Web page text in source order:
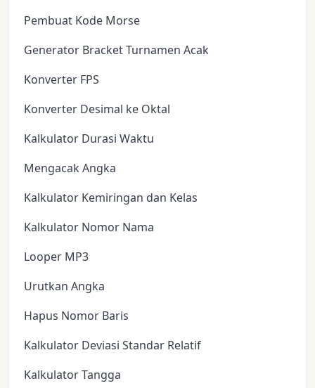
Pembuat Kode Morse
Generator Bracket Turnamen Acak
Konverter FPS
Konverter Desimal ke Oktal
Kalkulator Durasi Waktu
Mengacak Angka
Kalkulator Kemiringan dan Kelas
Kalkulator Nomor Nama
Looper MP3
Urutkan Angka
Hapus Nomor Baris
Kalkulator Deviasi Standar Relatif
Kalkulator Tangga